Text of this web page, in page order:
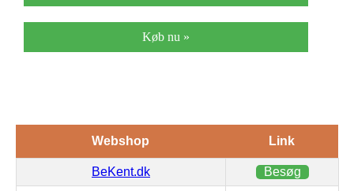
Køb nu »
Webshop Link
BeKent.dk Besøg